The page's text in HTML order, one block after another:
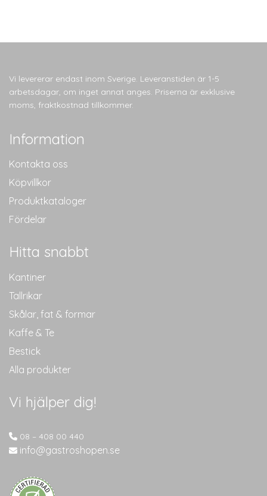
flera
olika
alternativen
kan
Vi levererar endast inom Sverige. Leveranstiden är 1-5
arbetsdagar, om inget annat anges. Priserna är exklusive
moms, fraktkostnad tillkommer.
Information
Kontakta oss
Köpvillkor
Produktkataloger
Fördelar
Hitta snabbt
Kantiner
Tallrikar
Skålar, fat & formar
Kaffe & Te
Bestick
Alla produkter
Vi hjälper dig!
08 – 408 00 440
info@gastroshopen.se